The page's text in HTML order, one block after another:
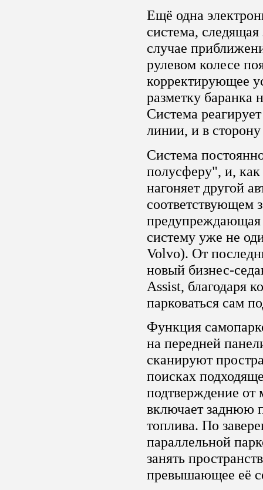
Ещё одна
система,
случае
рулевом колесе
корректирующее
разметку баранка
Система
линии, и в
Система
полусферу", и, как
нагоняет другой
соответствующем
предупреждающая
систему уже не
Volvo). От
новый бизнес-
Assist, благодаря
парковаться сам
Функция
на передней
сканируют
поисках
подтверждение
включает заднюю
топлива. По
параллельной
занять
превышающее её